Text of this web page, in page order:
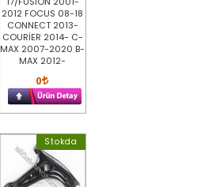
2012 FOCUS 08-18
CONNECT 2013-
COURİER 2014- C-
MAX 2007-2020 B-
MAX 2012-
0
Stokda